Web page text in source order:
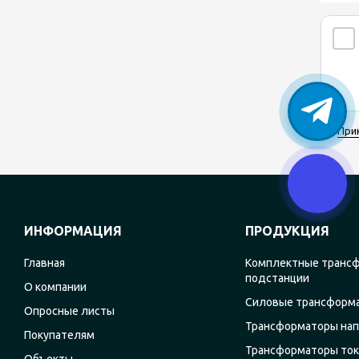
ИНФОРМАЦИЯ
Главная
О компании
Опросные листы
Покупателям
ПРОДУКЦИЯ
Комплектные
подстанции
Силовые
Трансформаторы
Трансформаторы